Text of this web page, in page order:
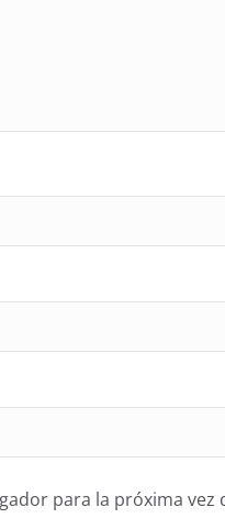
para la próxima vez